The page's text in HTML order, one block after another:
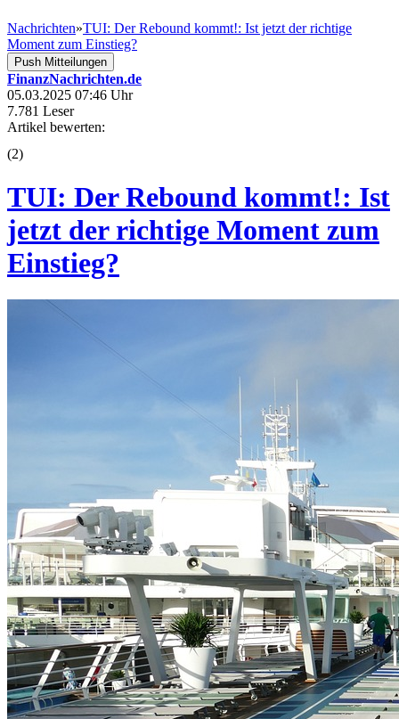
Nachrichten»TUI: Der Rebound kommt!: Ist jetzt der richtige
Moment zum Einstieg?
Push Mitteilungen
FinanzNachrichten.de
05.03.2025 07:46 Uhr
7.781 Leser
Artikel bewerten:
(2)
TUI: Der Rebound kommt!: Ist
jetzt der richtige Moment zum
Einstieg?